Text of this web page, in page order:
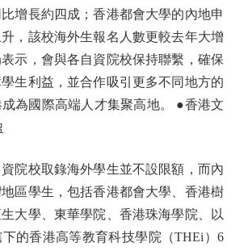
增長約四成；香港都會大學的內地申
，該校海外生報名人數更較去年大增
示，會與各自資院校保持聯繫，確保
生利益，並合作吸引更多不同地方的
為國際高端人才集聚高地。 ●香港文
校取錄海外學生並不設限額，而內
區學生，包括香港都會大學、香港樹
大學、東華學院、香港珠海學院、以
的香港高等教育科技學院（THEi）6